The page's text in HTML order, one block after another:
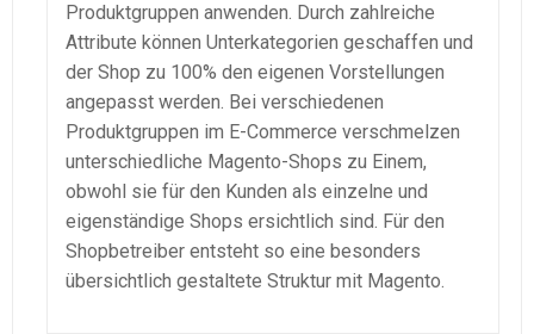
Produktgruppen anwenden. Durch zahlreiche
Attribute können Unterkategorien geschaffen und
der Shop zu 100% den eigenen Vorstellungen
angepasst werden. Bei verschiedenen
Produktgruppen im E-Commerce verschmelzen
unterschiedliche Magento-Shops zu Einem,
obwohl sie für den Kunden als einzelne und
eigenständige Shops ersichtlich sind. Für den
Shopbetreiber entsteht so eine besonders
übersichtlich gestaltete Struktur mit Magento.